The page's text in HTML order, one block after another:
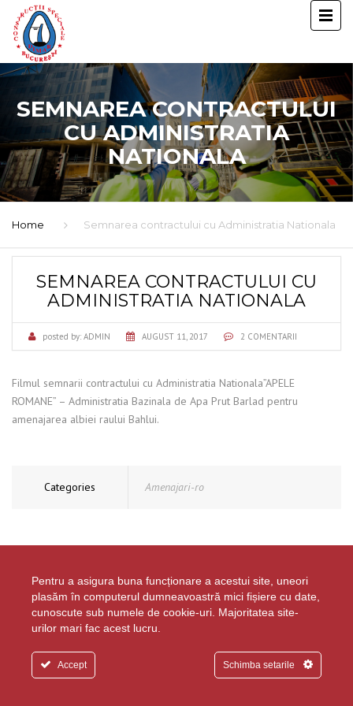
SEMNAREA CONTRACTULUI
CU ADMINISTRATIA
NATIONALA
Home Semnarea contractului cu Administratia Nationala
SEMNAREA CONTRACTULUI CU
ADMINISTRATIA NATIONALA
posted by: ADMIN AUGUST 11, 2017 2 COMENTARII
Filmul semnarii contractului cu Administratia Nationala”APELE
ROMANE” – Administratia Bazinala de Apa Prut Barlad pentru
amenajarea albiei raului Bahlui.
Categories Amenajari-ro
Copyright © 2024 Dimar.ro. Toate drepturile rezervate
Politica privind protectia datelor personale
Politica privind cookie-urile
Pentru a asigura buna funcționare a acestui site, uneori
plasăm în computerul dumneavoastră mici fișiere cu date,
cunoscute sub numele de cookie-uri. Majoritatea site-
urilor mari fac acest lucru.
Accept Schimba setarile